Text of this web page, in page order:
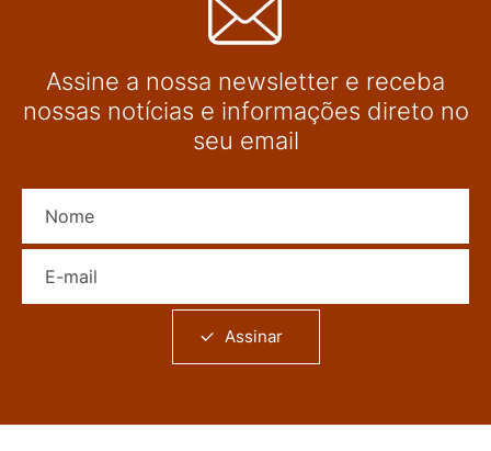
Assine a nossa newsletter e receba
nossas notícias e informações direto no
seu email
Assinar